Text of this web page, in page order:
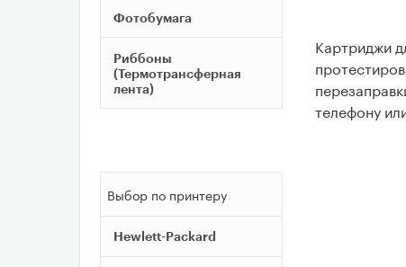
Картриджи
телефону
Фотобумага
Риббоны
(Термотрансферная
лента)
Выбор по принтеру
Hewlett-Packard